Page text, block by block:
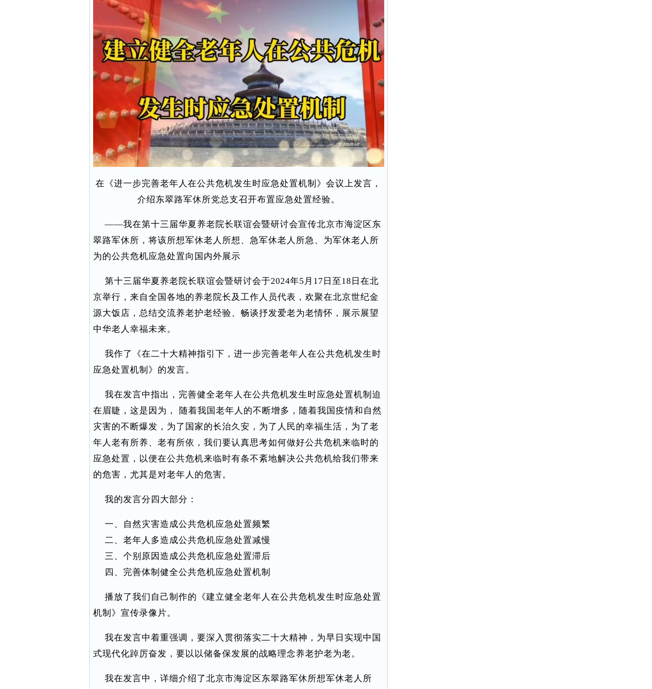
在《进一步完善老年人在公共危机发生时应急处置机制》会议上发言，
介绍东翠路军休所党总支召开布置应急处置经验。
——我在第十三届华夏养老院长联谊会暨研讨会宣传北京市海淀区东
翠路军休所，将该所想军休老人所想、急军休老人所急、为军休老人所
为的公共危机应急处置向国内外展示
第十三届华夏养老院长联谊会暨研讨会于2024年5月17日至18日在北
京举行，来自全国各地的养老院长及工作人员代表，欢聚在北京世纪金
源大饭店，总结交流养老护老经验、畅谈抒发爱老为老情怀，展示展望
中华老人幸福未来。
我作了《在二十大精神指引下，进一步完善老年人在公共危机发生时
应急处置机制》的发言。
我在发言中指出，完善健全老年人在公共危机发生时应急处置机制迫
在眉睫，这是因为， 随着我国老年人的不断增多，随着我国疫情和自然
灾害的不断爆发，为了国家的长治久安，为了人民的幸福生活，为了老
年人老有所养、老有所依，我们要认真思考如何做好公共危机来临时的
应急处置，以便在公共危机来临时有条不紊地解决公共危机给我们带来
的危害，尤其是对老年人的危害。
我的发言分四大部分：
一、自然灾害造成公共危机应急处置频繁
二、老年人多造成公共危机应急处置减慢
三、个别原因造成公共危机应急处置滞后
四、完善体制健全公共危机应急处置机制
播放了我们自己制作的《建立健全老年人在公共危机发生时应急处置
机制》宣传录像片。
我在发言中着重强调，要深入贯彻落实二十大精神，为早日实现中国
式现代化踔厉奋发，要以以储备保发展的战略理念养老护老为老。
我在发言中，详细介绍了北京市海淀区东翠路军休所想军休老人所